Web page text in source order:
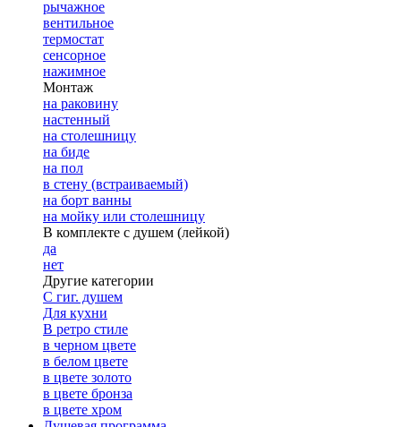
рычажное
вентильное
термостат
сенсорное
нажимное
Монтаж
на раковину
настенный
на столешницу
на биде
на пол
в стену (встраиваемый)
на борт ванны
на мойку или столешницу
В комплекте с душем (лейкой)
да
нет
Другие категории
С гиг. душем
Для кухни
В ретро стиле
в черном цвете
в белом цвете
в цвете золото
в цвете бронза
в цвете хром